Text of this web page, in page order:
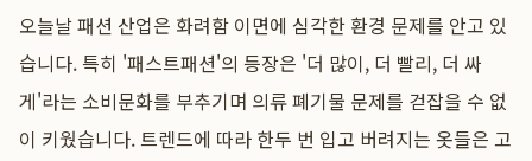
오늘날 패션 산업은 화려함 이면에 심각한 환경 문제를 안고 있
습니다. 특히 '패스트패션'의 등장은 '더 많이, 더 빨리, 더 싸
게'라는 소비문화를 부추기며 의류 폐기물 문제를 걷잡을 수 없
이 키웠습니다. 트렌드에 따라 한두 번 입고 버려지는 옷들은 고